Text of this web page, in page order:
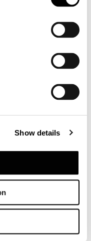
Show details
laqué
mat.
avec
la structure,
Moka